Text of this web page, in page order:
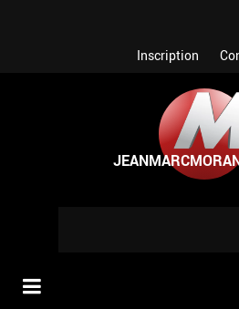
Inscription